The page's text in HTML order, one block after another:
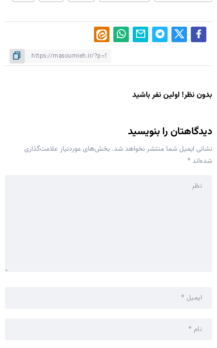
بدون نظر! اولین نفر باشید
دیدگاهتان را بنویسید
نشانی ایمیل شما منتشر نخواهد شد. بخش‌های موردنیاز علامت‌گذاری
شده‌اند*